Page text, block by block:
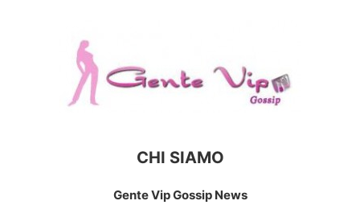
CHI SIAMO
Gente Vip Gossip News